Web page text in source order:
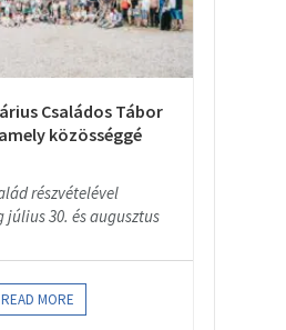
Családos Tábor
közösséggé
részvételével
július 30. és augusztus
READ MORE